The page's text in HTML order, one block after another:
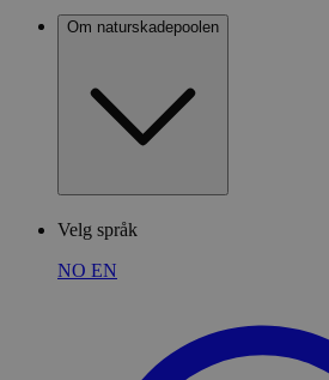
Om naturskadepoolen
Velg språk
NO EN